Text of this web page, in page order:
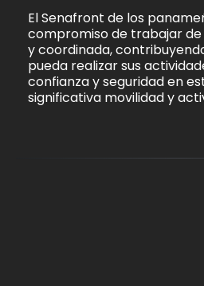
El Senafront de los
compromiso de trabajar
y coordinada,
pueda realizar sus
confianza y seguridad en
significativa movilidad y